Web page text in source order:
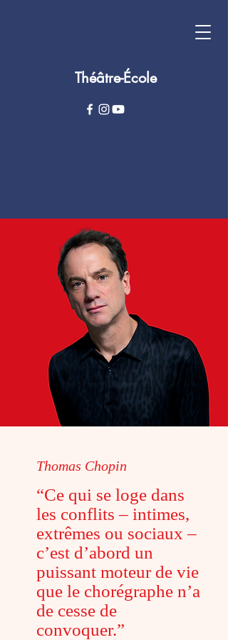
Théâtre-École
Thomas Chopin
“Ce qui se loge dans
les conflits – intimes,
extrêmes ou sociaux –
c’est d’abord un
puissant moteur de vie
que le chorégraphe n’a
de cesse de
convoquer.”